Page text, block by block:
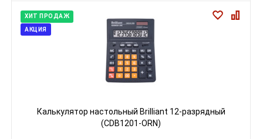
ХИТ ПРОДАЖ
АКЦИЯ
Калькулятор настольный Brilliant 12-разрядный
(CDB1201-ORN)